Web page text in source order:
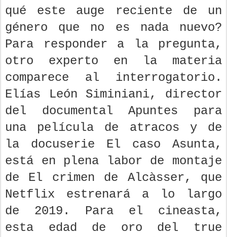
qué este auge reciente de un
género que no es nada nuevo?
Para responder a la pregunta,
otro experto en la materia
comparece al interrogatorio.
Elías León Siminiani, director
del documental Apuntes para
una película de atracos y de
la docuserie El caso Asunta,
está en plena labor de montaje
de El crimen de Alcàsser, que
Netflix estrenará a lo largo
de 2019. Para el cineasta,
esta edad de oro del true